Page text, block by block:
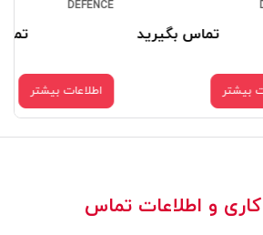
تماس بگیرید تماس
اطلاعات بیشتر
و اطلاعات تماس